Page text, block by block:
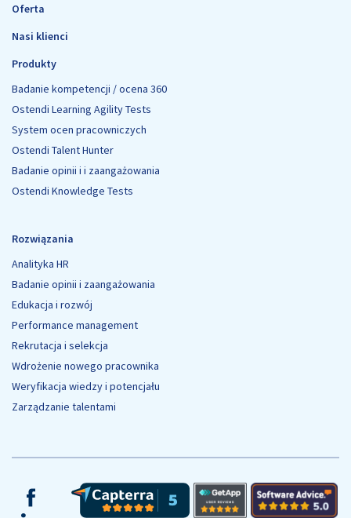
Oferta
Nasi klienci
Produkty
Badanie kompetencji / ocena 360
Ostendi Learning Agility Tests
System ocen pracowniczych
Ostendi Talent Hunter
Badanie opinii i i zaangażowania
Ostendi Knowledge Tests
Rozwiązania
Analityka HR
Badanie opinii i zaangażowania
Edukacja i rozwój
Performance management
Rekrutacja i selekcja
Wdrożenie nowego pracownika
Weryfikacja wiedzy i potencjału
Zarządzanie talentami
Facebook